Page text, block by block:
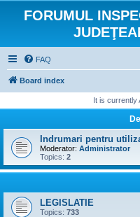
FORUMUL
FAQ
Board index
It is currently
Indrumari pentru
Moderator: Administrator
Topics: 2
LEGISLATIE
Topics: 733